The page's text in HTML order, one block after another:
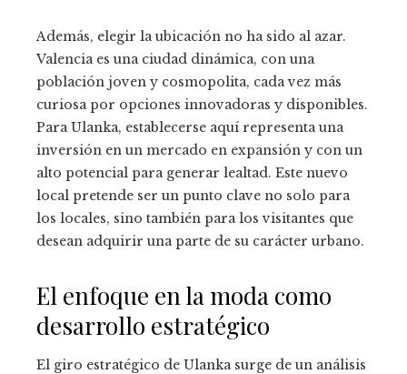
Además, elegir la ubicación no ha sido al azar.
Valencia es una ciudad dinámica, con una
población joven y cosmopolita, cada vez más
curiosa por opciones innovadoras y disponibles.
Para Ulanka, establecerse aquí representa una
inversión en un mercado en expansión y con un
alto potencial para generar lealtad. Este nuevo
local pretende ser un punto clave no solo para
los locales, sino también para los visitantes que
desean adquirir una parte de su carácter urbano.
El enfoque en la moda como
desarrollo estratégico
El giro estratégico de Ulanka surge de un análisis